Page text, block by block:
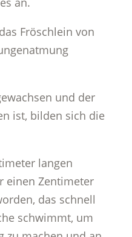
Fröschlein von
und der
ist, bilden sich die
langen
einen Zentimeter
das schnell
schwimmt, um